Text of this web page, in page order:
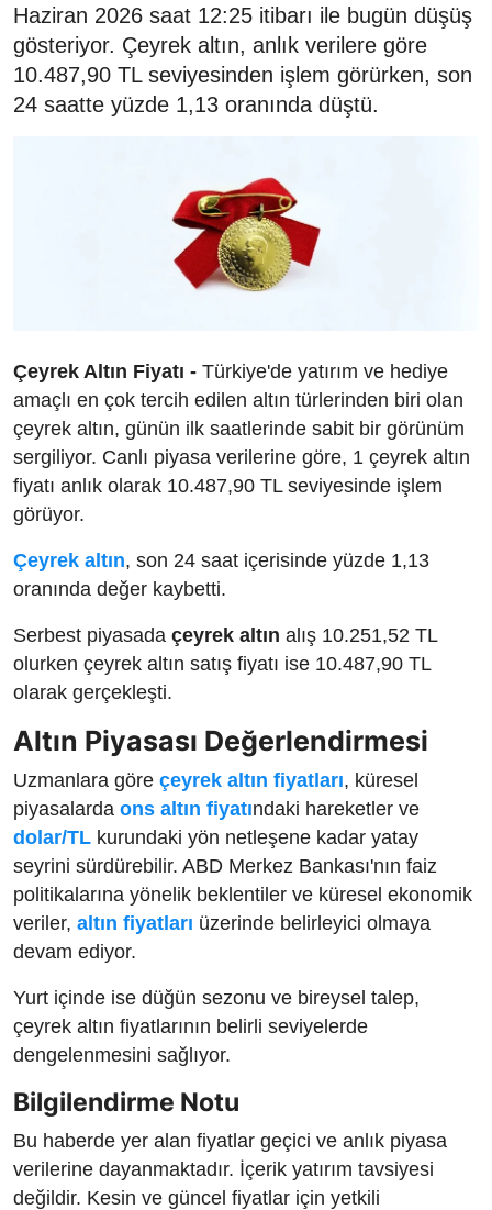
Haziran 2026 saat 12:25 itibarı ile bugün düşüş
gösteriyor. Çeyrek altın, anlık verilere göre
10.487,90 TL seviyesinden işlem görürken, son
24 saatte yüzde 1,13 oranında düştü.
Çeyrek Altın Fiyatı - Türkiye'de yatırım ve hediye
amaçlı en çok tercih edilen altın türlerinden biri olan
çeyrek altın, günün ilk saatlerinde sabit bir görünüm
sergiliyor. Canlı piyasa verilerine göre, 1 çeyrek altın
fiyatı anlık olarak 10.487,90 TL seviyesinde işlem
görüyor.
Çeyrek altın, son 24 saat içerisinde yüzde 1,13
oranında değer kaybetti.
Serbest piyasada çeyrek altın alış 10.251,52 TL
olurken çeyrek altın satış fiyatı ise 10.487,90 TL
olarak gerçekleşti.
Altın Piyasası Değerlendirmesi
Uzmanlara göre çeyrek altın fiyatları, küresel
piyasalarda ons altın fiyatındaki hareketler ve
dolar/TL kurundaki yön netleşene kadar yatay
seyrini sürdürebilir. ABD Merkez Bankası'nın faiz
politikalarına yönelik beklentiler ve küresel ekonomik
veriler, altın fiyatları üzerinde belirleyici olmaya
devam ediyor.
Yurt içinde ise düğün sezonu ve bireysel talep,
çeyrek altın fiyatlarının belirli seviyelerde
dengelenmesini sağlıyor.
Bilgilendirme Notu
Bu haberde yer alan fiyatlar geçici ve anlık piyasa
verilerine dayanmaktadır. İçerik yatırım tavsiyesi
değildir. Kesin ve güncel fiyatlar için yetkili